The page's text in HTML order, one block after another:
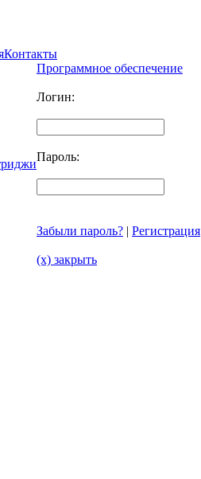
Контакты
Программное обеспечение
Логин:
Пароль:
Забыли пароль? | Регистрация
(x) закрыть